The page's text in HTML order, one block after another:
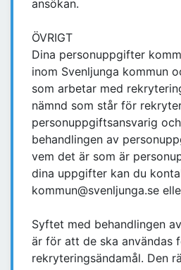
ansökan.
ÖVRIGT
Dina personuppgifter
inom Svenljunga kommun
som arbetar med
nämnd som står för
personuppgiftsansvarig
behandlingen av
vem det är som är
dina uppgifter kan du
kommun@svenljunga.se
Syftet med behandlingen
är för att de ska användas
rekryteringsändamål. Den